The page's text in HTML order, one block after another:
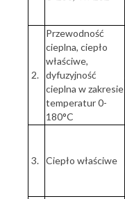
2.
Przewodność
cieplna, ciepło
właściwe,
dyfuzyjność
cieplna w zakresie
temperatur 0-
180°C
3. Ciepło właściwe